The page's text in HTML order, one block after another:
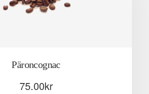
Päroncognac
75.00kr